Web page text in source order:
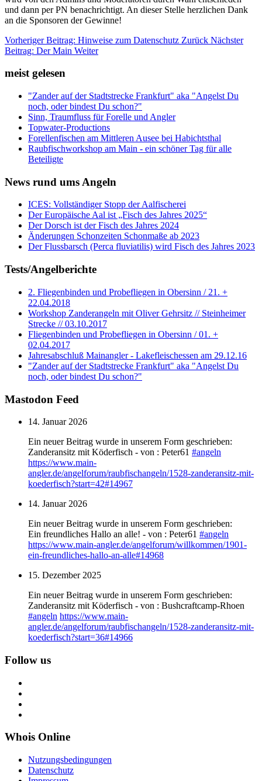
und dann per PN benachrichtigt. An dieser Stelle herzlichen Dank
an die Sponsoren der Gewinne!
Vorheriger Beitrag: Hinweise zum Datenschutz Zurück Nächster
Beitrag: Der Main Weiter
meist gelesen
"Zander auf der Stadtstrecke Frankfurt" aka "Angelst Du
noch, oder bindest Du schon?"
Sinn, Traumfluss für Forelle und Angler
Topwater-Productions
Forellenfischen am Mittleren Ausee bei Habichtsthal
Raubfischworkshop am Main - ein schöner Tag für alle
Beteiligte
News rund ums Angeln
ICES: Vollständiger Stopp der Aalfischerei
Der Europäische Aal ist „Fisch des Jahres 2025“
Der Dorsch ist der Fisch des Jahres 2024
Änderungen Schonzeiten Schonmaße ab 2023
Der Flussbarsch (Perca fluviatilis) wird Fisch des Jahres 2023
Tests/Angelberichte
2. Fliegenbinden und Probefliegen in Obersinn / 21. +
22.04.2018
Workshop Zanderangeln mit Oliver Gehrsitz // Steinheimer
Strecke // 03.10.2017
Fliegenbinden und Probefliegen in Obersinn / 01. +
02.04.2017
Jahresabschluß Mainangler - Lakefleischessen am 29.12.16
"Zander auf der Stadtstrecke Frankfurt" aka "Angelst Du
noch, oder bindest Du schon?"
Mastodon Feed
14. Januar 2026
Ein neuer Beitrag wurde in unserem Form geschrieben:
Zanderansitz mit Köderfisch - von : Peter61 #angeln
https://www.main-
angler.de/angelforum/raubfischangeln/1528-zanderansitz-mit-
koederfisch?start=42#14967
14. Januar 2026
Ein neuer Beitrag wurde in unserem Form geschrieben:
Ein freundliches Hallo an alle! - von : Peter61 #angeln
https://www.main-angler.de/angelforum/willkommen/1901-
ein-freundliches-hallo-an-alle#14968
15. Dezember 2025
Ein neuer Beitrag wurde in unserem Form geschrieben:
Zanderansitz mit Köderfisch - von : Bushcraftcamp-Rhoen
#angeln https://www.main-
angler.de/angelforum/raubfischangeln/1528-zanderansitz-mit-
koederfisch?start=36#14966
Follow us
Whois Online
Nutzungsbedingungen
Datenschutz